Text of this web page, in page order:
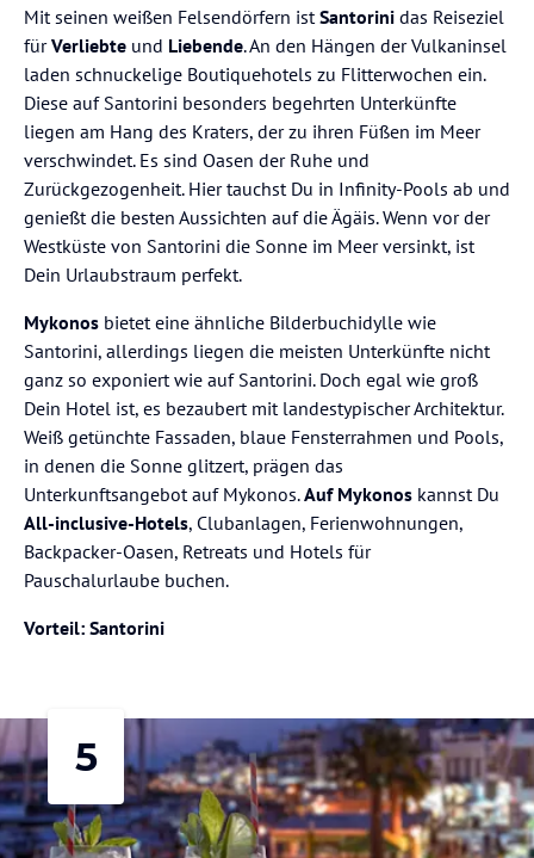
Mit seinen weißen Felsendörfern istSantorini das Reiseziel
fürVerliebte und Liebende. An den Hängen der Vulkaninsel
laden schnuckelige Boutiquehotels zu Flitterwochen ein.
Diese auf Santorini besonders begehrten Unterkünfte
liegen am Hang des Kraters, der zu ihren Füßen im Meer
verschwindet. Es sind Oasen der Ruhe und
Zurückgezogenheit. Hier tauchst Du in Infinity-Pools ab und
genießt die besten Aussichten auf die Ägäis. Wenn vor der
Westküste von Santorini die Sonne im Meer versinkt, ist
Dein Urlaubstraum perfekt.
Mykonos bietet eine ähnliche Bilderbuchidylle wie
Santorini, allerdings liegen die meisten Unterkünfte nicht
ganz so exponiert wie auf Santorini. Doch egal wie groß
Dein Hotel ist, es bezaubert mit landestypischer Architektur.
Weiß getünchte Fassaden, blaue Fensterrahmen und Pools,
in denen die Sonne glitzert, prägen das
Unterkunftsangebot auf Mykonos.Auf Mykonos kannst Du
All-inclusive-Hotels, Clubanlagen, Ferienwohnungen,
Backpacker-Oasen, Retreats und Hotels für
Pauschalurlaube buchen.
Vorteil: Santorini
5